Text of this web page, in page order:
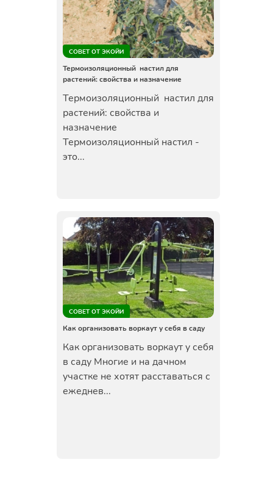
СОВЕТ ОТ ЭКОЙИ
Термоизоляционный настил для
растений: свойства и назначение
Термоизоляционный настил для
растений: свойства и
назначение
Термоизоляционный настил -
это...
СОВЕТ ОТ ЭКОЙИ
Как организовать воркаут у себя в саду
Как организовать воркаут у себя
в саду Многие и на дачном
участке не хотят расставаться с
ежеднев...